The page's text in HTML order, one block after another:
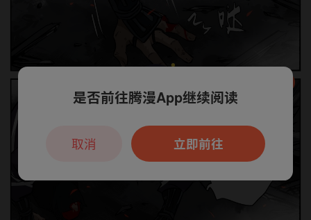
本章节仅支持App阅读，可打开App新用
户7天免费看
是否前往腾漫App继续阅读
立即前往
取消